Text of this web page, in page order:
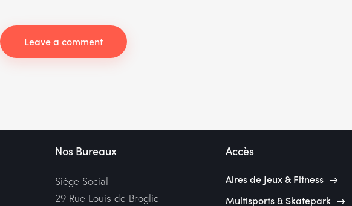
Nos Bureaux
Siège Social —
29 Rue Louis de Broglie
Accès
Aires de Jeux & Fitness
Multisports & Skatepark